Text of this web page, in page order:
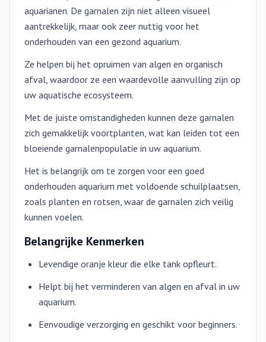
aquarianen. De garnalen zijn niet alleen visueel
aantrekkelijk, maar ook zeer nuttig voor het
onderhouden van een gezond aquarium.
Ze helpen bij het opruimen van algen en organisch
afval, waardoor ze een waardevolle aanvulling zijn op
uw aquatische ecosysteem.
Met de juiste omstandigheden kunnen deze garnalen
zich gemakkelijk voortplanten, wat kan leiden tot een
bloeiende garnalenpopulatie in uw aquarium.
Het is belangrijk om te zorgen voor een goed
onderhouden aquarium met voldoende schuilplaatsen,
zoals planten en rotsen, waar de garnalen zich veilig
kunnen voelen.
Belangrijke Kenmerken
Levendige oranje kleur die elke tank opfleurt.
Helpt bij het verminderen van algen en afval in uw
aquarium.
Eenvoudige verzorging en geschikt voor beginners.